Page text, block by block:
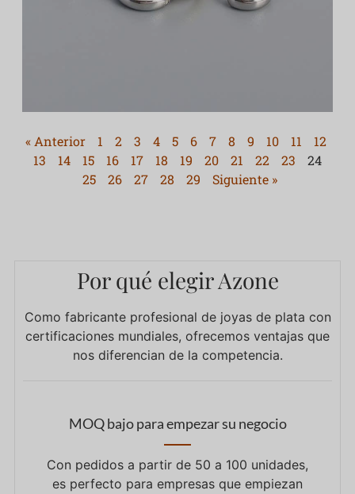
« Anterior 1 2 3 4 5 6 7 8 9 10 11
12
13
14 15 16 17 18 19 20 21 22 23
24
25
26 27 28 29 Siguiente »
Por qué elegir Azone
Como fabricante profesional de joyas de plata con
certificaciones mundiales, ofrecemos ventajas que
nos diferencian de la competencia.
MOQ bajo para empezar su negocio
Con pedidos a partir de 50 a 100 unidades,
es perfecto para empresas que empiezan